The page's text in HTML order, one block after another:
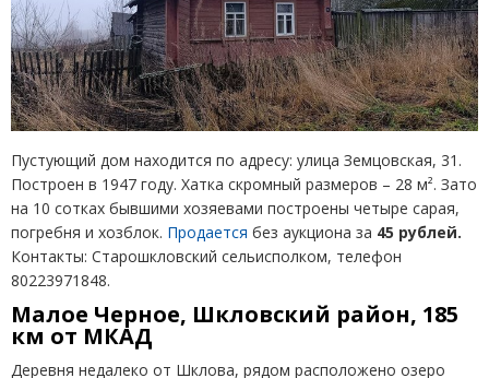
Пустующий дом находится по адресу: улица Земцовская, 31.
Построен в 1947 году. Хатка скромный размеров – 28 м². Зато
на 10 сотках бывшими хозяевами построены четыре сарая,
погребня и хозблок. Продается без аукциона за 45 рублей.
Контакты: Старошкловский сельисполком, телефон
80223971848.
Малое Черное, Шкловский район, 185
км от МКАД
Деревня недалеко от Шклова, рядом расположено озеро